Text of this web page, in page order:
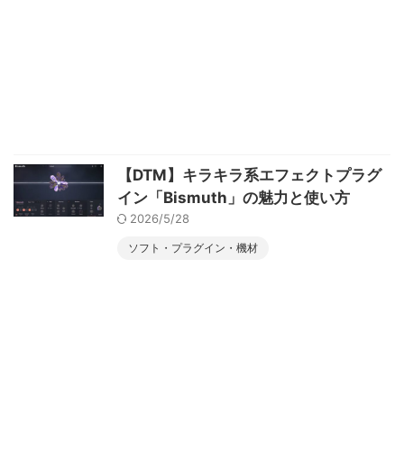
【DTM】キラキラ系エフェクトプラグ
イン「Bismuth」の魅力と使い方
2026/5/28
ソフト・プラグイン・機材